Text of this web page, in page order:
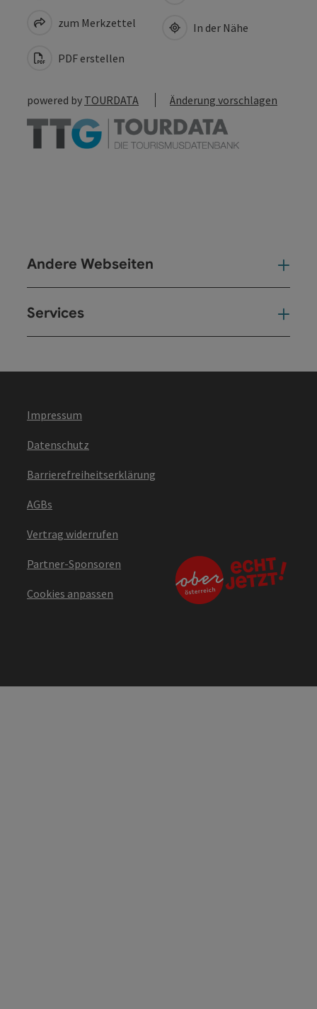
zum Merkzettel
PDF erstellen
In der Nähe
powered by TOURDATA Änderung vorschlagen
Andere Webseiten
Services
Impressum
Datenschutz
Barrierefreiheitserklärung
AGBs
Vertrag widerrufen
Partner-Sponsoren
Cookies anpassen